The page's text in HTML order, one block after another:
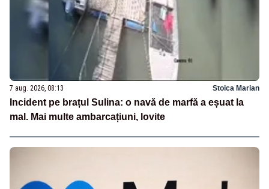
7 aug. 2026, 08:13 Stoica Marian
Incident pe brațul Sulina: o navă de marfă a eșuat la
mal. Mai multe ambarcațiuni, lovite